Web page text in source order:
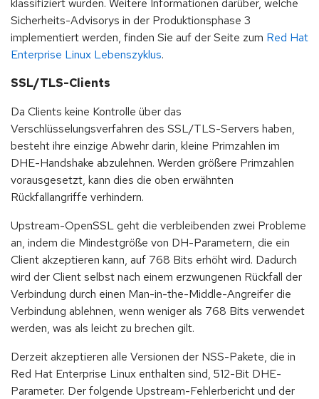
klassifiziert wurden. Weitere Informationen darüber, welche
Sicherheits-Advisorys in der Produktionsphase 3
implementiert werden, finden Sie auf der Seite zum Red Hat
Enterprise Linux Lebenszyklus.
SSL/TLS-Clients
Da Clients keine Kontrolle über das
Verschlüsselungsverfahren des SSL/TLS-Servers haben,
besteht ihre einzige Abwehr darin, kleine Primzahlen im
DHE-Handshake abzulehnen. Werden größere Primzahlen
vorausgesetzt, kann dies die oben erwähnten
Rückfallangriffe verhindern.
Upstream-OpenSSL geht die verbleibenden zwei Probleme
an, indem die Mindestgröße von DH-Parametern, die ein
Client akzeptieren kann, auf 768 Bits erhöht wird. Dadurch
wird der Client selbst nach einem erzwungenen Rückfall der
Verbindung durch einen Man-in-the-Middle-Angreifer die
Verbindung ablehnen, wenn weniger als 768 Bits verwendet
werden, was als leicht zu brechen gilt.
Derzeit akzeptieren alle Versionen der NSS-Pakete, die in
Red Hat Enterprise Linux enthalten sind, 512-Bit DHE-
Parameter. Der folgende Upstream-Fehlerbericht und der